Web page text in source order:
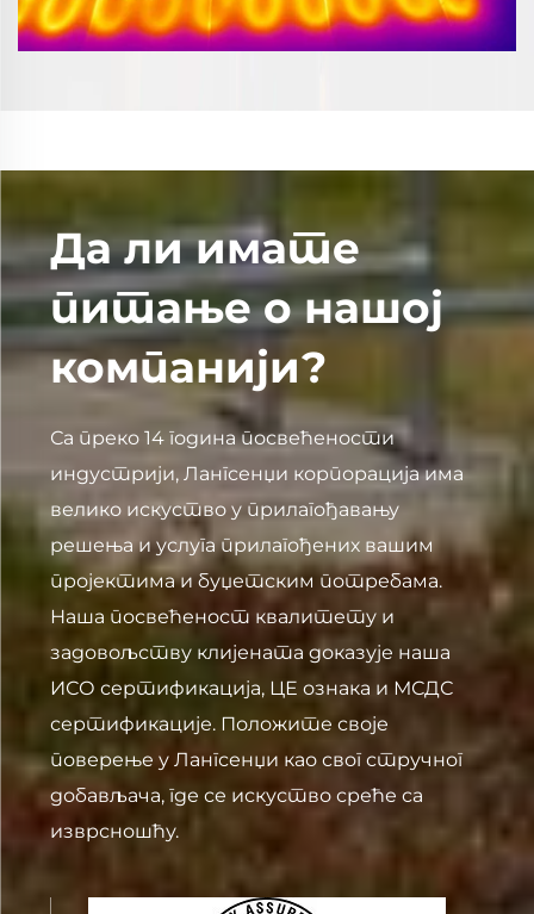
Да ли имате
питање о нашој
компанији?
Са преко 14 година посвећености
индустрији, Лангсенџи корпорација има
велико искуство у прилагођавању
решења и услуга прилагођених вашим
пројектима и буџетским потребама.
Наша посвећеност квалитету и
задовољству клијената доказује наша
ИСО сертификација, ЦЕ ознака и МСДС
сертификације. Положите своје
поверење у Лангсенџи као свог стручног
добављача, где се искуство среће са
изврсношћу.